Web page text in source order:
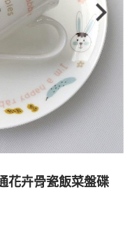
花卉骨瓷飯菜盤碟